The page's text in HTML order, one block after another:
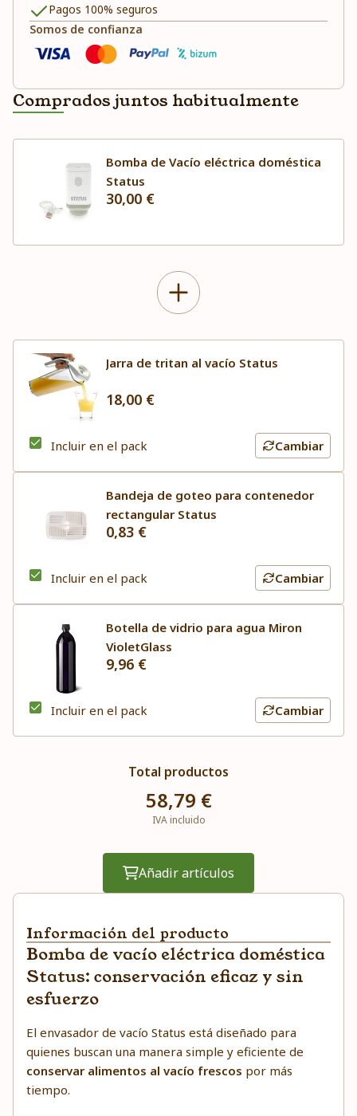
Pagos 100% seguros
Somos de confianza
Comprados juntos habitualmente
Bomba de Vacío eléctrica doméstica
Status
30,00 €
Jarra de tritan al vacío Status
18,00 €
Incluir en el pack Cambiar
Bandeja de goteo para contenedor
rectangular Status
0,83 €
Incluir en el pack Cambiar
Botella de vidrio para agua Miron
VioletGlass
9,96 €
Incluir en el pack Cambiar
Total productos
58,79 €
IVA incluido
Añadir artículos
Información del producto
Bomba de vacío eléctrica doméstica
Status: conservación eficaz y sin
esfuerzo
El envasador de vacío Status está diseñado para
quienes buscan una manera simple y eficiente de
conservar alimentos al vacío frescos por más
tiempo.